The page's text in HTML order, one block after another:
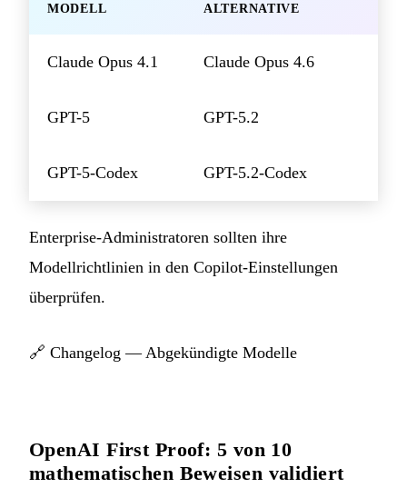
MODELL
ALTERNATIVE
Claude Opus 4.1 Claude Opus 4.6
GPT-5 GPT-5.2
GPT-5-Codex GPT-5.2-Codex
Enterprise-Administratoren sollten ihre
Modellrichtlinien in den Copilot-Einstellungen
überprüfen.
🔗 Changelog — Abgekündigte Modelle
OpenAI First Proof: 5 von 10
mathematischen Beweisen validiert